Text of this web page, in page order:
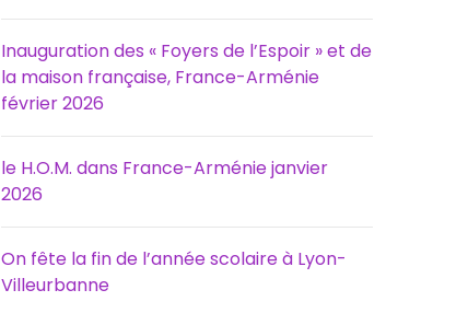
Inauguration des « Foyers de l’Espoir » et de
la maison française, France-Arménie
février 2026
le H.O.M. dans France-Arménie janvier
2026
On fête la fin de l’année scolaire à Lyon-
Villeurbanne